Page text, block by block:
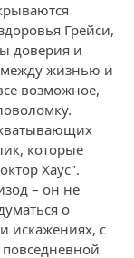
Грейси,
доверия и
между жизнью и
возможное,
которые
Хаус".
– он не
о
искажениях, с